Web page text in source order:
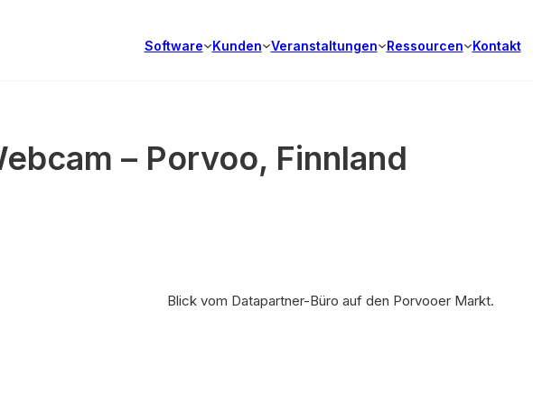
Software Kunden Veranstaltungen Ressourcen Kontakt
– Porvoo, Finnland
Blick vom Datapartner-Büro auf den Porvooer Markt.